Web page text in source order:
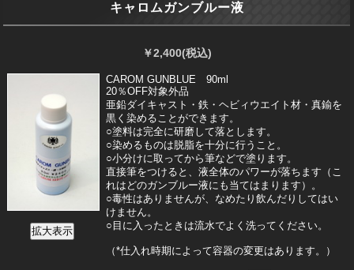
キャロムガンブルー液
￥2,400(税込)
CAROM GUNBLUE 90ml
20％OFF対象外品
亜鉛ダイキャスト・鉄・ヘビィウエイト材・真鍮を
黒く染めることができます。
○塗料は完全に研磨して落とします。
○染めるものは脱脂を十分に行うこと。
○小分けに取ってから筆などで塗ります。
直接筆をつけると、液全体のパワーが落ちます（こ
れはどのガンブルー液にも当てはまります）。
○毒性はありませんが、なめたり飲んだりしてはい
けません。
○目に入ったときは流水でよく洗ってください。
（*仕入れ時期によって容器の変更はあります。）